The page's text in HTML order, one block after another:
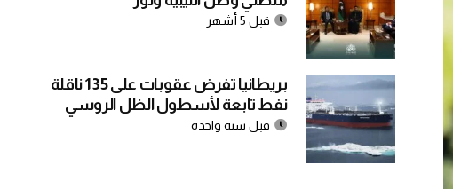
قبل 5 أشهر
بريطانيا تفرض عقوبات على 135 ناقلة
نفط تابعة لأسطول الظل الروسي
قبل سنة واحدة